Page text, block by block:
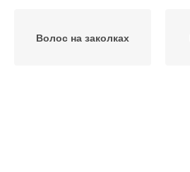
Волос на заколках